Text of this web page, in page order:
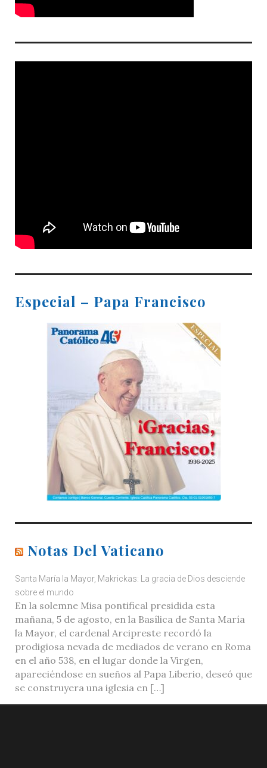
Especial – Papa Francisco
Notas Del Vaticano
Santa María la Mayor, Makrickas: La gracia de Dios desciende
sobre el mundo
En la solemne Misa pontifical presidida esta
mañana, 5 de agosto, en la Basílica de Santa María
la Mayor, el cardenal Arcipreste recordó la
prodigiosa nevada de mediados de verano en Roma
en el año 538, en el lugar donde la Virgen,
apareciéndose en sueños al Papa Liberio, deseó que
se construyera una iglesia en […]